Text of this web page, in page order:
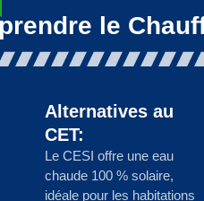
le
Alternatives au
CET:
Le CESI offre une eau
chaude 100 % solaire,
idéale pour les habitations